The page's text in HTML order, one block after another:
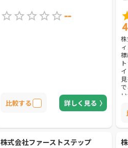
--
比較する 詳しく見る
株式会社ファーストステップ